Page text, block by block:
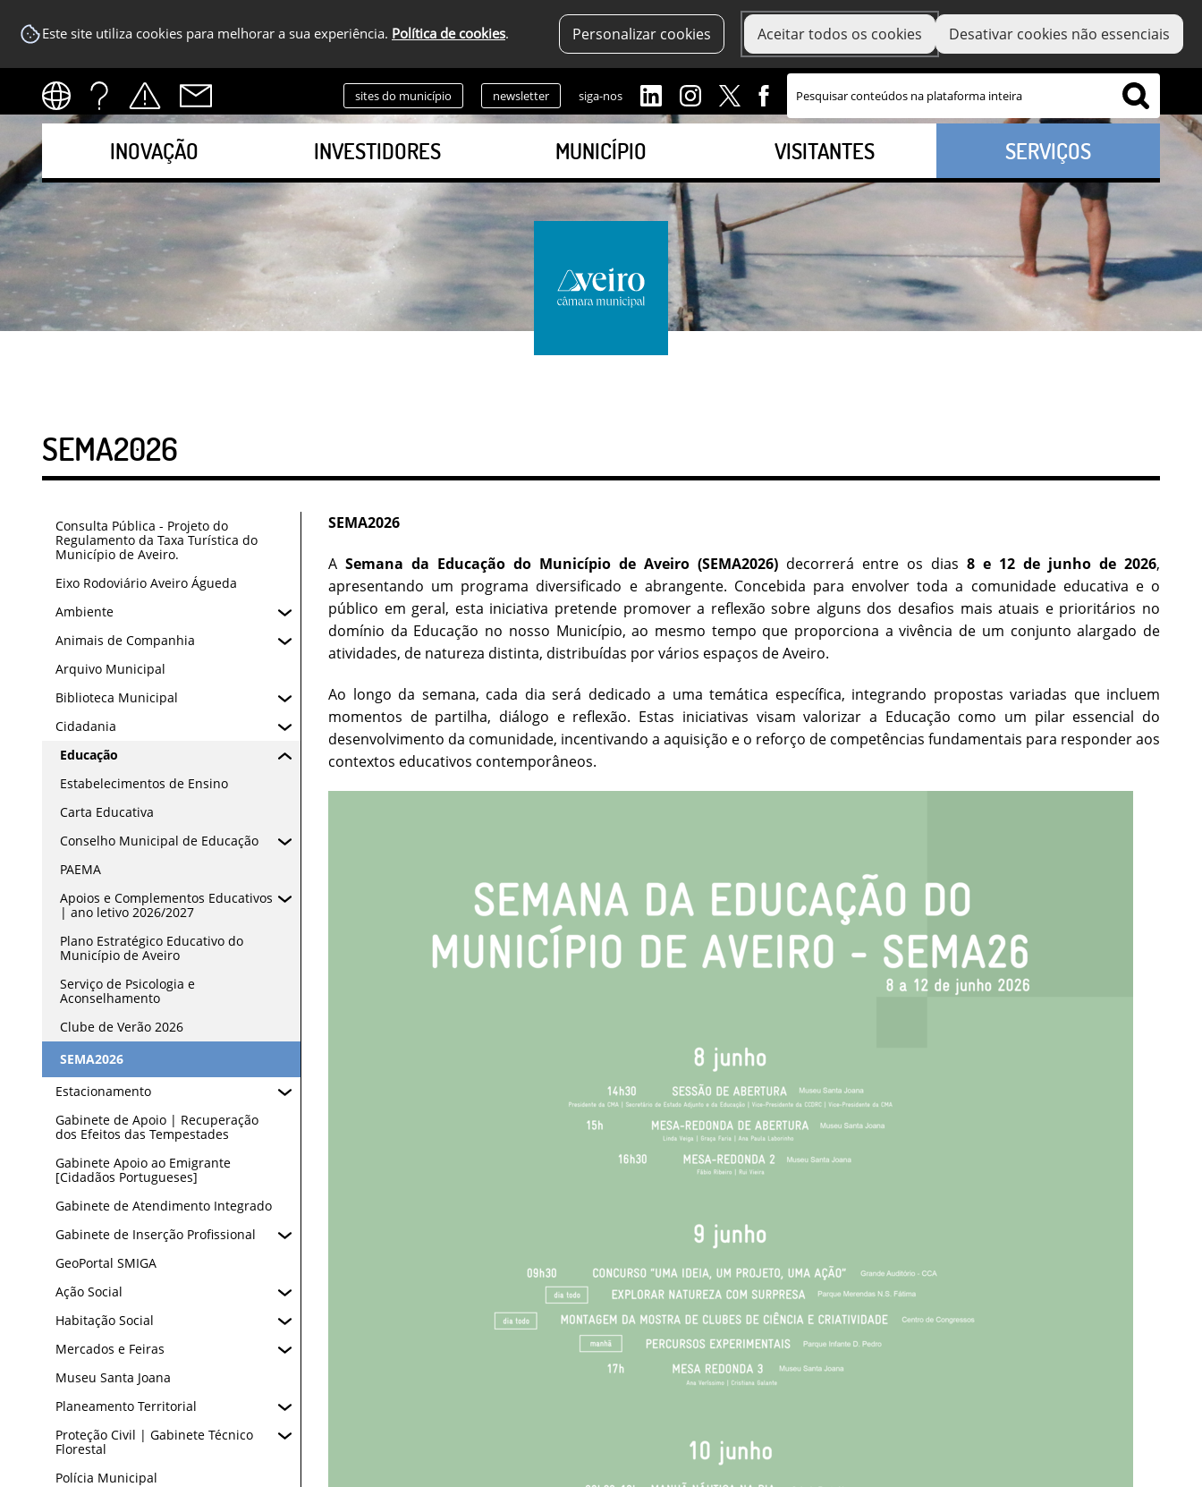
Este site utiliza cookies para melhorar a sua experiência. Política de cookies. Personalizar cookies Aceitar todos os cookies Desativar cookies não essenciais
sites do município newsletter siga-nos
INOVAÇÃO INVESTIDORES MUNICÍPIO VISITANTES SERVIÇOS
SEMA2026
Consulta Pública - Projeto do
Regulamento da Taxa Turística do
Município de Aveiro.
Eixo Rodoviário Aveiro Águeda
Ambiente
Animais de Companhia
Arquivo Municipal
Biblioteca Municipal
Cidadania
Educação
Estabelecimentos de Ensino
Carta Educativa
Conselho Municipal de Educação
PAEMA
Apoios e Complementos Educativos
| ano letivo 2026/2027
Plano Estratégico Educativo do
Município de Aveiro
Serviço de Psicologia e
Aconselhamento
Clube de Verão 2026
SEMA2026
Estacionamento
Gabinete de Apoio | Recuperação
dos Efeitos das Tempestades
Gabinete Apoio ao Emigrante
[Cidadãos Portugueses]
Gabinete de Atendimento Integrado
Gabinete de Inserção Profissional
GeoPortal SMIGA
Ação Social
Habitação Social
Mercados e Feiras
Museu Santa Joana
Planeamento Territorial
Proteção Civil | Gabinete Técnico
Florestal
Polícia Municipal
SEMA2026
A Semana da Educação do Município de Aveiro (SEMA2026) decorrerá entre os dias 8 e 12 de junho de 2026,
apresentando um programa diversificado e abrangente. Concebida para envolver toda a comunidade educativa e o
público em geral, esta iniciativa pretende promover a reflexão sobre alguns dos desafios mais atuais e prioritários no
domínio da Educação no nosso Município, ao mesmo tempo que proporciona a vivência de um conjunto alargado de
atividades, de natureza distinta, distribuídas por vários espaços de Aveiro.
Ao longo da semana, cada dia será dedicado a uma temática específica, integrando propostas variadas que incluem
momentos de partilha, diálogo e reflexão. Estas iniciativas visam valorizar a Educação como um pilar essencial do
desenvolvimento da comunidade, incentivando a aquisição e o reforço de competências fundamentais para responder aos
contextos educativos contemporâneos.